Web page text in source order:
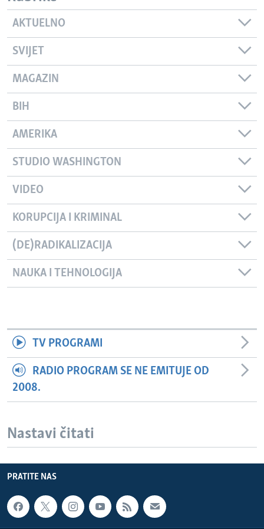
AKTUELNO
SVIJET
MAGAZIN
BIH
AMERIKA
STUDIO WASHINGTON
VIDEO
KORUPCIJA I KRIMINAL
(DE)RADIKALIZACIJA
NAUKA I TEHNOLOGIJA
TV PROGRAMI
RADIO PROGRAM SE NE EMITUJE OD
2008.
Nastavi čitati
PRATITE NAS